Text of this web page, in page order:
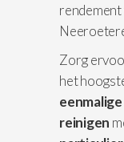
rendement
Zorg
het
reinigen